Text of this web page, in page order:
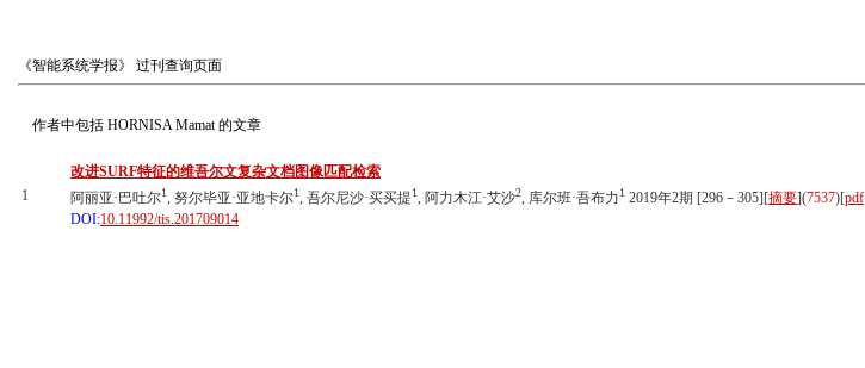
《智能系统学报》 过刊查询页面
作者中包括 HORNISA Mamat的文章
1
改进SURF特征的维吾尔文复杂文档图像匹配检索
阿丽亚·巴吐尔1, 努尔毕亚·亚地卡尔1, 吾尔尼沙·买买提1, 阿力木江·艾沙2, 库尔班·吾布力1 2019年2期 [296－305][摘要](7537)[pdf
DOI:10.11992/tis.201709014